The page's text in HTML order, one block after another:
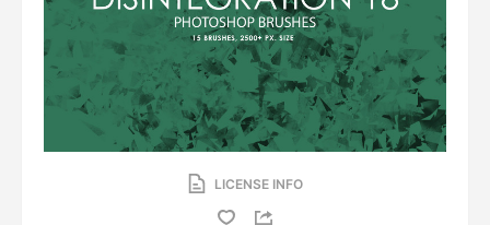
LICENSE INFO